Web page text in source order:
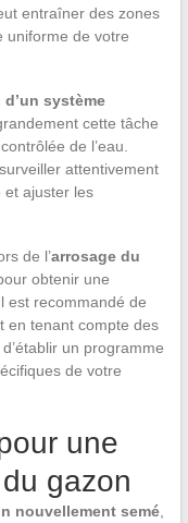
entraîner des zones
uniforme de votre
système
cette tâche
de l’eau.
attentivement
et ajuster les
de l’arrosage du
obtenir une
est recommandé de
en tenant compte des
un programme
de votre
une
gazon
nouvellement semé,